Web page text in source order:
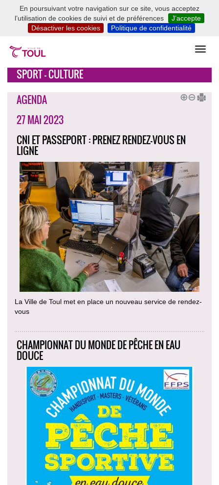
En poursuivant votre navigation sur ce site, vous acceptez
l’utilisation de cookies de suivi et de préférences
J’accepte
Désactiver les cookies
Politique de confidentialité
SPORT - CULTURE
AGENDA
27 MAI 2023
CNI ET PASSEPORT : PRENEZ RENDEZ-VOUS EN
LIGNE
La Ville de Toul met en place un nouveau service de rendez-
vous
CHAMPIONNAT DU MONDE DE PÊCHE EN EAU
DOUCE